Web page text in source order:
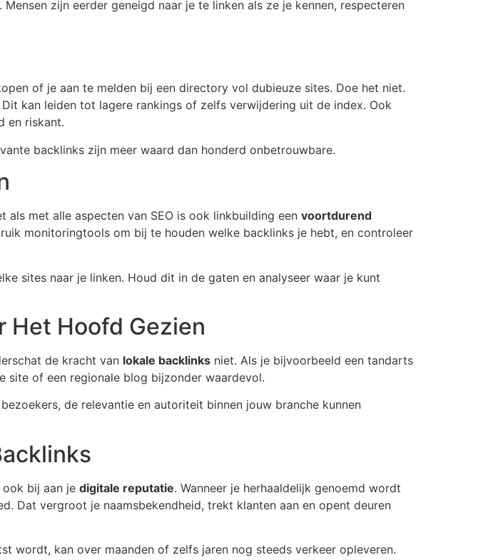
zijn eerder geneigd naar je te linken als ze je kennen, respecteren
of je aan te melden bij een directory vol dubieuze sites. Doe het niet.
kan leiden tot lagere rankings of zelfs verwijdering uit de index. Ook
en riskant.
backlinks zijn meer waard dan honderd onbetrouwbare.
met alle aspecten van SEO is ook linkbuilding een voortdurend
monitoringtools om bij te houden welke backlinks je hebt, en controleer
sites naar je linken. Houd dit in de gaten en analyseer waar je kunt
Het Hoofd Gezien
de kracht van lokale backlinks niet. Als je bijvoorbeeld een tandarts
site of een regionale blog bijzonder waardevol.
de relevantie en autoriteit binnen jouw branche kunnen
bij aan je digitale reputatie. Wanneer je herhaaldelijk genoemd wordt
Dat vergroot je naamsbekendheid, trekt klanten aan en opent deuren
wordt, kan over maanden of zelfs jaren nog steeds verkeer opleveren.